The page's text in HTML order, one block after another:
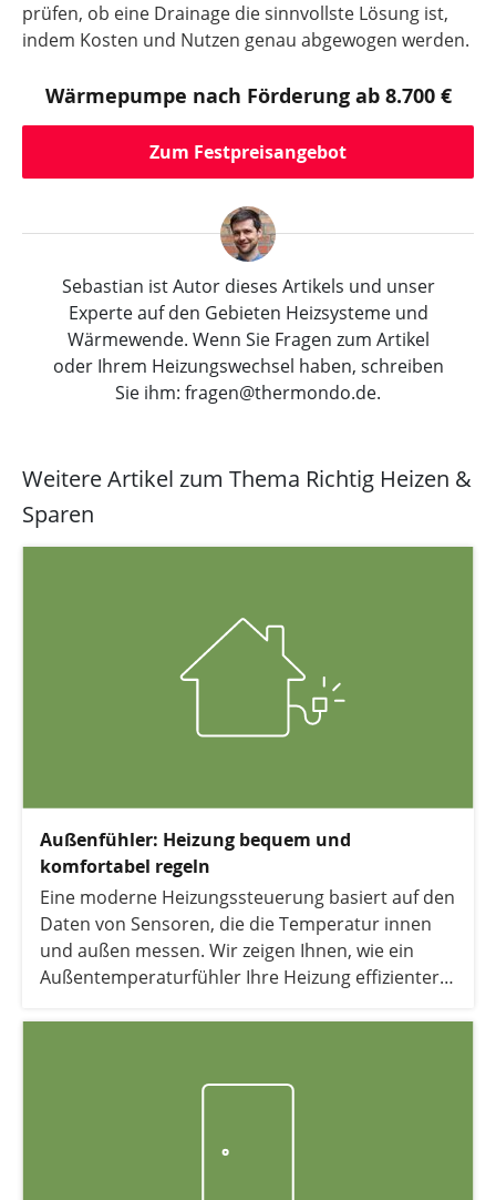
prüfen, ob eine Drainage die sinnvollste Lösung ist,
indem Kosten und Nutzen genau abgewogen werden.
Wärmepumpe nach Förderung ab 8.700 €
Zum Festpreisangebot
Sebastian ist Autor dieses Artikels und unser
Experte auf den Gebieten Heizsysteme und
Wärmewende. Wenn Sie Fragen zum Artikel
oder Ihrem Heizungswechsel haben, schreiben
Sie ihm: fragen@thermondo.de.
Weitere Artikel zum Thema Richtig Heizen &
Sparen
Außenfühler: Heizung bequem und
komfortabel regeln
Eine moderne Heizungssteuerung basiert auf den
Daten von Sensoren, die die Temperatur innen
und außen messen. Wir zeigen Ihnen, wie ein
Außentemperaturfühler Ihre Heizung effizienter